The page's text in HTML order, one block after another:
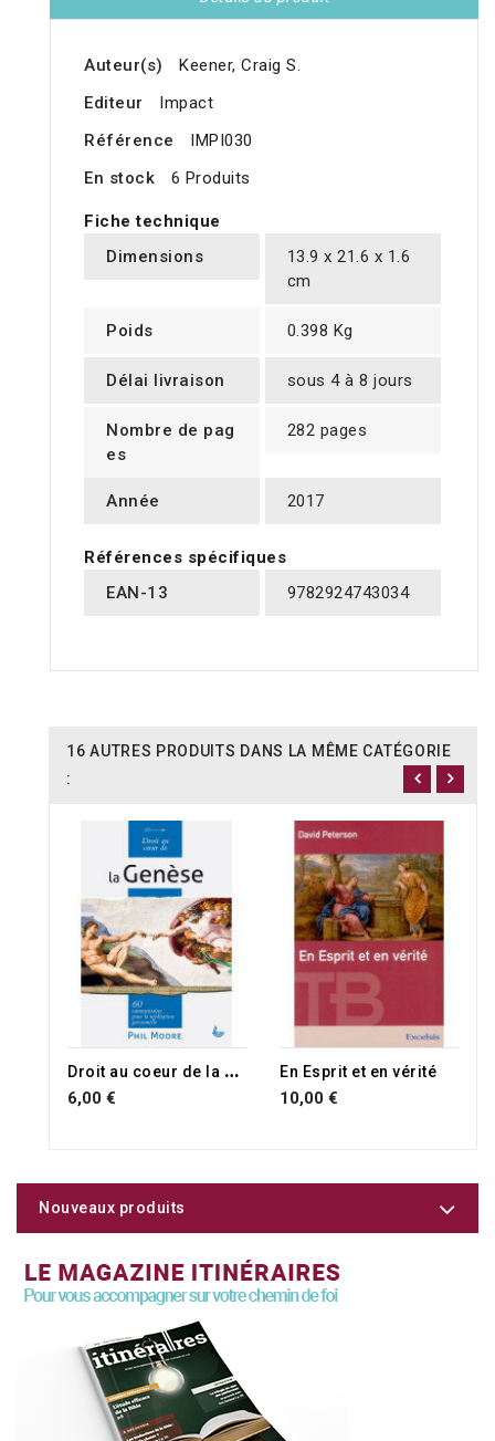
Auteur(s)
Keener, Craig S.
Editeur
Impact
Référence
IMPI030
En stock
6 Produits
Fiche technique
Dimensions
13.9 x 21.6 x 1.6
cm
Poids 0.398 Kg
Délai livraison sous 4 à 8 jours
Nombre de pag
es
282 pages
Année 2017
Références spécifiques
EAN-13
9782924743034
16 AUTRES PRODUITS DANS LA MÊME CATÉGORIE
:
RUPTURE DE STOCK D
roit au coeur de la Genèse
6,00 €
En Esprit et en vérité
10,00 €
Nouveaux produits